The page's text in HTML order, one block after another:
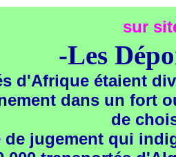
sur
-Les
d'Afrique étaient
dans un fort
de
de jugement qui